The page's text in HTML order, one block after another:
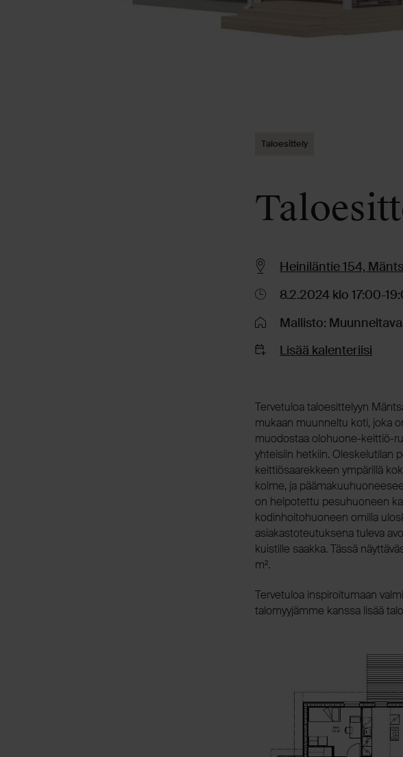
Taloesittely
Heiniläntie 154,
8.2.2024 klo 17:00-
Mallisto: Muunneltava
Lisää kalenteriisi
Tervetuloa taloesittelyyn
mukaan muunneltu koti, joka
muodostaa olohuone-keittiö-
yhteisiin hetkiin. Oleskelutilan
keittiösaarekkeen ympärillä
kolme, ja
on helpotettu pesuhuoneen
kodinhoitohuoneen omilla
asiakastoteutuksena tuleva
kuistille saakka. Tässä
m².
Tervetuloa inspiroitumaan
talomyyjämme kanssa lisää